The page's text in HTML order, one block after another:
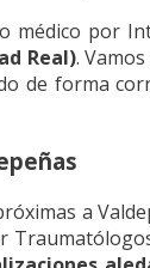
médico por
Real).
de forma
a